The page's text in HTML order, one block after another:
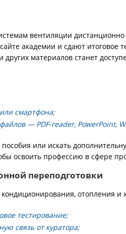
вентиляции
академии и сдают итоговое
материалов станет
смартфона;
— PDF-reader, PowerPoint,
или искать
освоить профессию в сфере
переподготовки
отопления и
тестирование;
связь от куратора;